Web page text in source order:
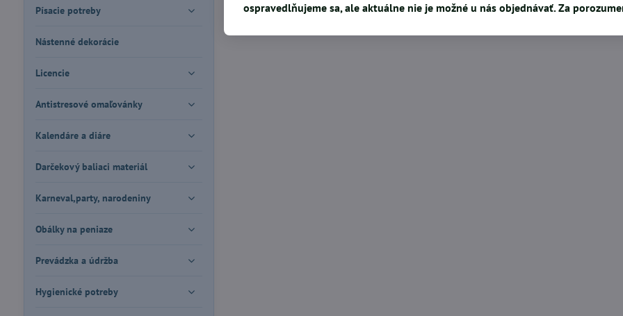
Písacie potreby
Nástenné dekorácie
Licencie
Antistresové omaľovánky
Kalendáre a diáre
Darčekový baliaci materiál
Karneval,party, narodeniny
Obálky na peniaze
Prevádzka a údržba
Hygienické potreby
ospravedlňujeme sa, ale aktuálne nie je možné u nás objednávať. Za